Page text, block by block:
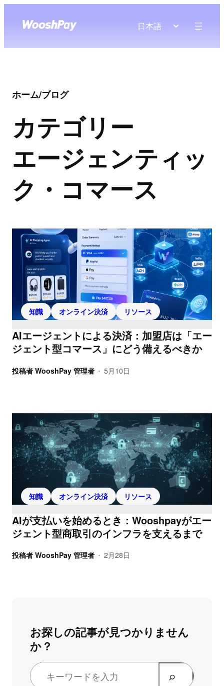
日本語
ホーム/ブログ
カテゴリー
エージェンティッ
ク・コマース
知識 オンライン決済 リソース
AIエージェントによる決済：加盟店は「エー
ジェント型コマース」にどう備えるべきか
投稿者 WooshPay 管理者 • 5月10日
知識 オンライン決済 リソース
AIが支払いを始めるとき：Wooshpayがエー
ジェント型商取引のインフラを支えるまで
投稿者 WooshPay 管理者 • 2月28日
お探しの記事が見つかりません
か？